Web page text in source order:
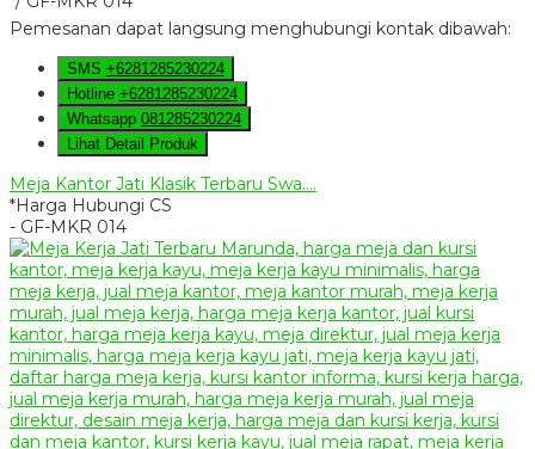
Pemesanan dapat langsung menghubungi kontak dibawah:
SMS +6281285230224
Hotline +6281285230224
Whatsapp 081285230224
Lihat Detail Produk
Meja Kantor Jati Klasik Terbaru Swa....
*Harga Hubungi CS
- GF-MKR 014